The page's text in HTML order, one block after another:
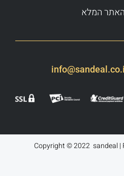
האתר המלא
Copyright © 2022 sandeal |